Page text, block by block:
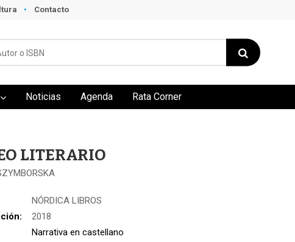
Contacto
Noticias Agenda Rata Corner
LITERARIO
NÓRDICA LIBROS
2018
Narrativa en castellano